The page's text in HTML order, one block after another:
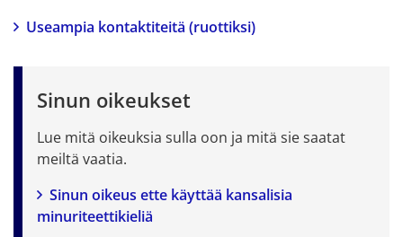
Useampia kontaktiteitä (ruottiksi)
Sinun oikeukset
Lue mitä oikeuksia sulla oon ja mitä sie saatat
meiltä vaatia.
Sinun oikeus ette käyttää kansalisia
minuriteettikieliä